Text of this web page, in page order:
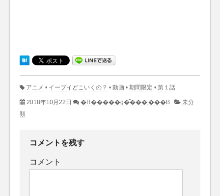
アニメ • イーブイどこいくの？ • 動画 • 期間限定 • 第１話
2018年10月22日 �R�����g�͂���܂���B
未分
類
コメントを残す
コメント